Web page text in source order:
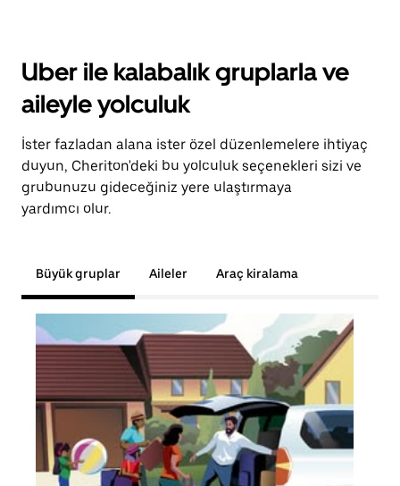
Uber ile kalabalık gruplarla ve
aileyle yolculuk
İster fazladan alana ister özel düzenlemelere ihtiyaç
duyun, Cheriton'deki bu yolculuk seçenekleri sizi ve
grubunuzu gideceğiniz yere ulaştırmaya
yardımcı olur.
Büyük gruplar Aileler Araç kiralama